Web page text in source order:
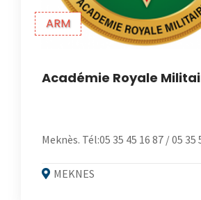
ARM
Académie Royale
Meknès. Tél:05 35 45 16 87 / 05 35
MEKNES